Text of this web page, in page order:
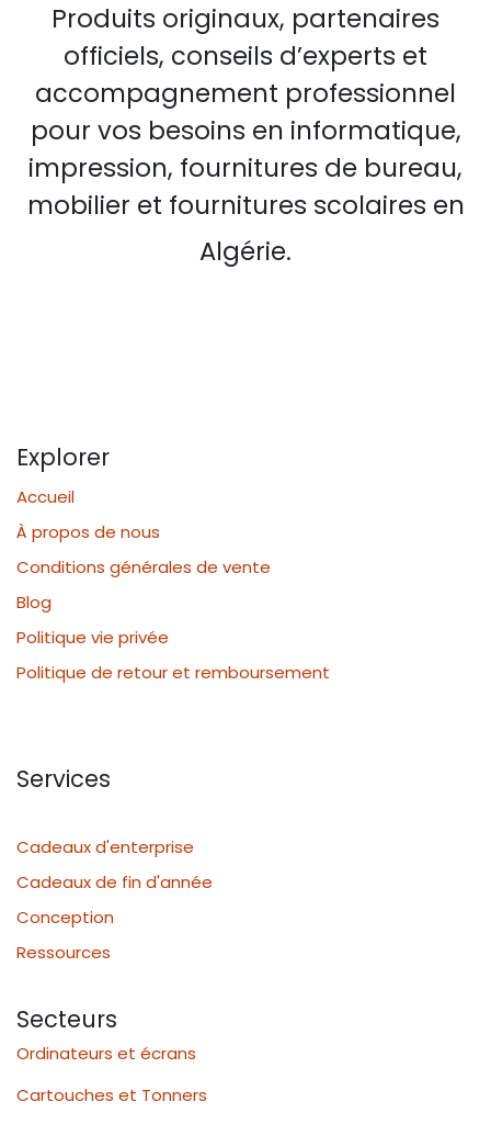
Produits originaux, partenaires
officiels, conseils d’experts et
accompagnement professionnel
pour vos besoins en informatique,
impression, fournitures de bureau,
mobilier et fournitures scolaires en
Algérie.
Explorer
Accueil
À propos de nous
Conditions générales de vente
Blog
Politique vie privée
Politique de retour et remboursement
Services
Cadeaux d'enterprise
Cadeaux de fin d'année
Conception
Ressources
Secteurs
Ordinateurs et écrans
Cartouches et Tonners